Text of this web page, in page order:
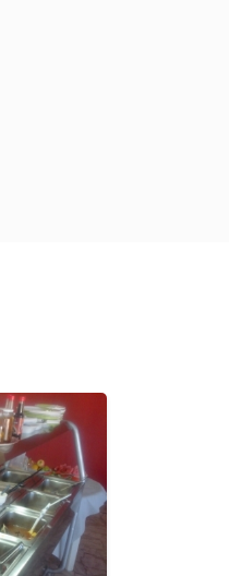
Previous